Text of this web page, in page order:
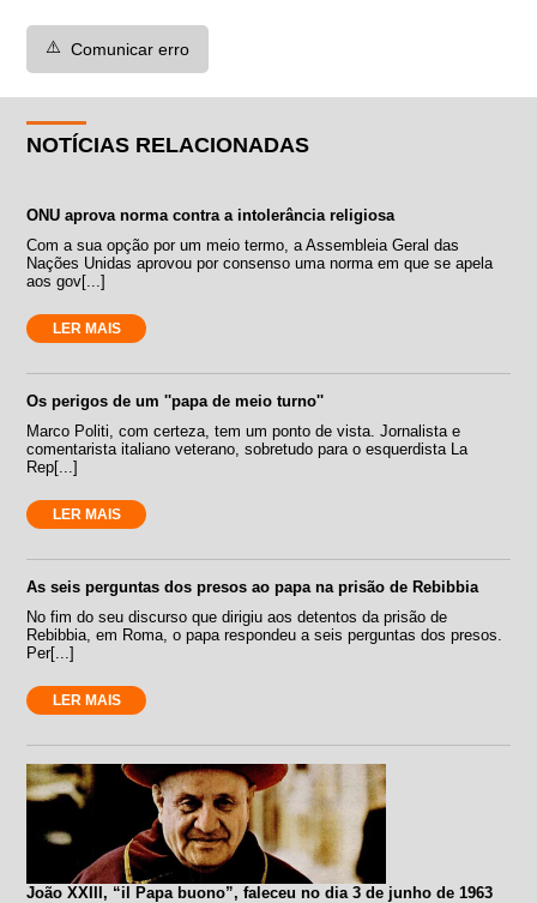
⚠️ Comunicar erro
NOTÍCIAS RELACIONADAS
ONU aprova norma contra a intolerância religiosa
Com a sua opção por um meio termo, a Assembleia Geral das
Nações Unidas aprovou por consenso uma norma em que se apela
aos gov[...]
LER MAIS
Os perigos de um ''papa de meio turno''
Marco Politi, com certeza, tem um ponto de vista. Jornalista e
comentarista italiano veterano, sobretudo para o esquerdista La
Rep[...]
LER MAIS
As seis perguntas dos presos ao papa na prisão de Rebibbia
No fim do seu discurso que dirigiu aos detentos da prisão de
Rebibbia, em Roma, o papa respondeu a seis perguntas dos presos.
Per[...]
LER MAIS
João XXIII, “il Papa buono”, faleceu no dia 3 de junho de 1963